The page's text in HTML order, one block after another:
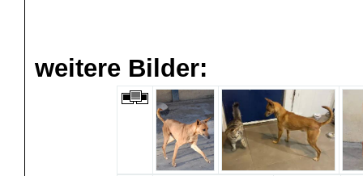
weitere Bilder: